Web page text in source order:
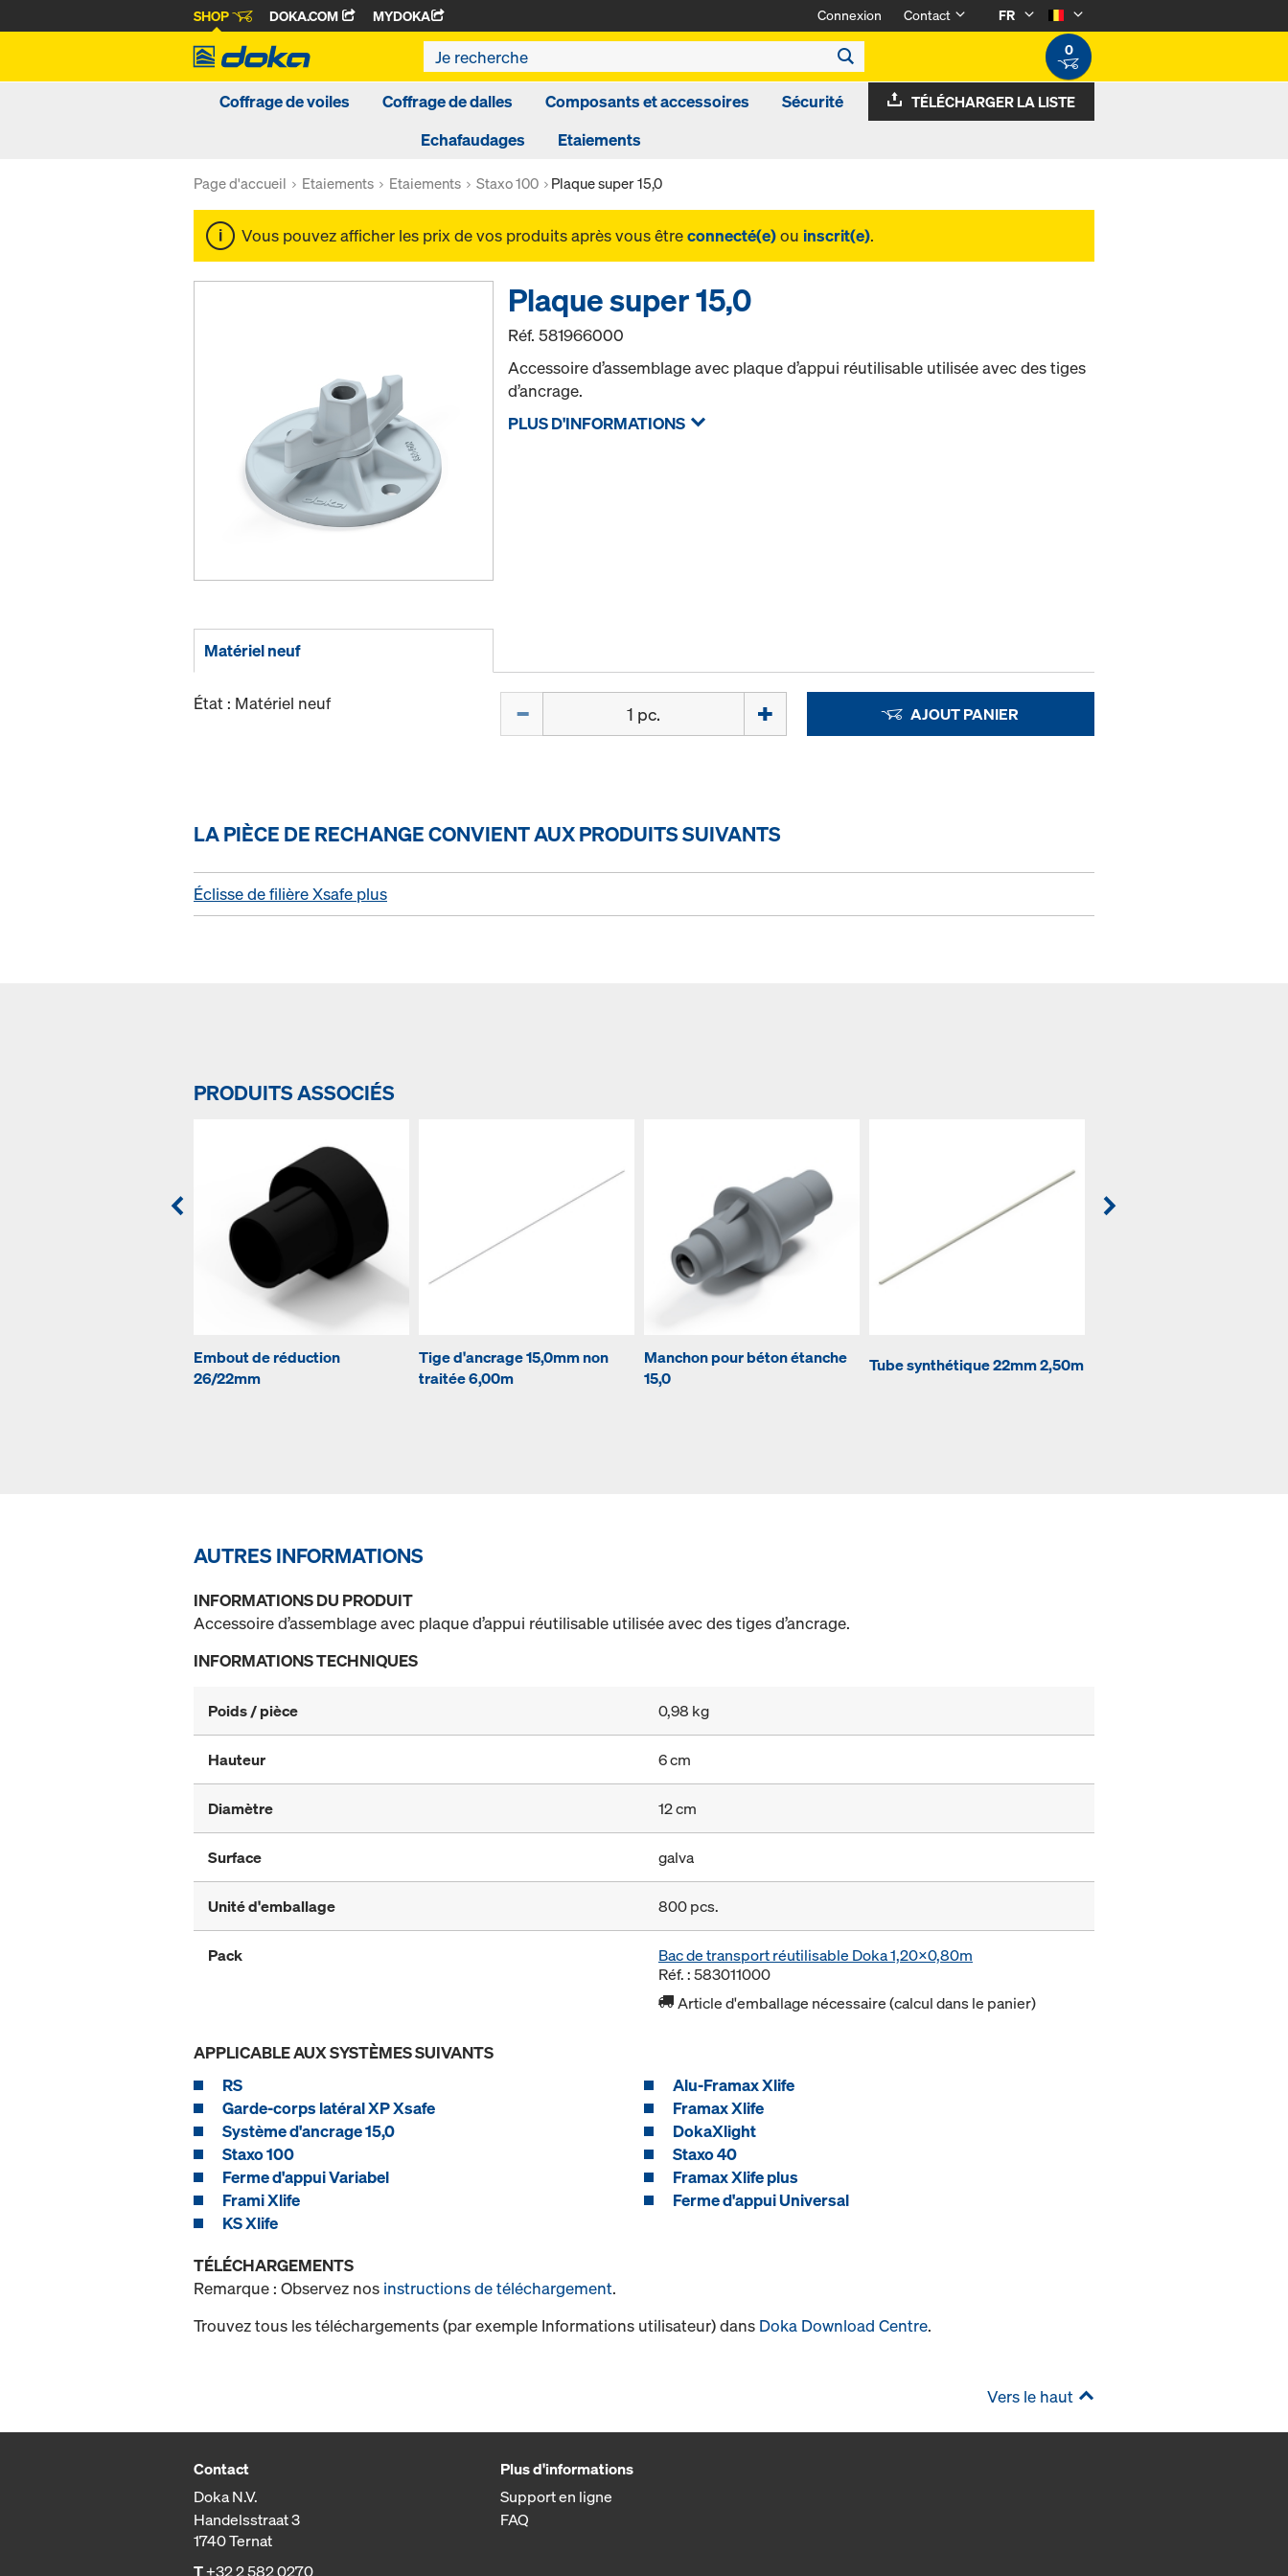
SHOP DOKA.COM MYDOKA Connexion Contact
FR
0
Coffrage de voiles Coffrage de dalles Composants et accessoires
Sécurité
Echafaudages
Etaiements
TÉLÉCHARGER LA LISTE
Page d'accueil Etaiements Etaiements Staxo 100 Plaque super 15,0
Vous pouvez afficher les prix de vos produits après vous êtreconnecté(e)ou inscrit(e).
Plaque super 15,0
Réf.581966000
Accessoire d’assemblage avec plaque d’appui réutilisable utilisée avec des tiges
d’ancrage.
PLUS D'INFORMATIONS
Matériel neuf
État : Matériel neuf AJOUT PANIER
LA PIÈCE DE RECHANGE CONVIENT AUX PRODUITS SUIVANTS
Éclisse de filière Xsafe plus
PRODUITS ASSOCIÉS
Embout de réduction
26/22mm
Tige d'ancrage 15,0mm non
traitée 6,00m
Manchon pour béton étanche
15,0
Tube synthétique 22mm 2,50m
AUTRES INFORMATIONS
INFORMATIONS DU PRODUIT
Accessoire d’assemblage avec plaque d’appui réutilisable utilisée avec des tiges d’ancrage.
INFORMATIONS TECHNIQUES
Poids / pièce 0,98 kg
Hauteur 6 cm
Diamètre 12 cm
Surface galva
Unité d'emballage 800 pcs.
Pack
Bac de transport réutilisable Doka 1,20x0,80m
Réf. : 583011000
Article d'emballage nécessaire (calcul dans le panier)
APPLICABLE AUX SYSTÈMES SUIVANTS
RS
Alu-Framax Xlife
Garde-corps latéral XP Xsafe
Framax Xlife
Système d'ancrage 15,0
DokaXlight
Staxo 100
Staxo 40
Ferme d'appui Variabel
Framax Xlife plus
Frami Xlife
Ferme d'appui Universal
KS Xlife
TÉLÉCHARGEMENTS
Remarque : Observez nos instructions de téléchargement.
Trouvez tous les téléchargements (par exemple Informations utilisateur) dans Doka Download Centre.
Vers le haut
Contact
Doka N.V.
Handelsstraat 3
1740 Ternat
T+32 2 582 0270
Plus d'informations
Support en ligne
FAQ